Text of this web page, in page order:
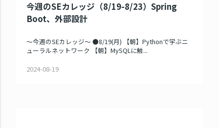
今週のSEカレッジ（8/19-8/23）Spring
Boot、外部設計
～今週のSEカレッジ～ ●8/19(月) 【朝】Pythonで学ぶニ
ューラルネットワーク 【朝】MySQLに触...
2024-08-19